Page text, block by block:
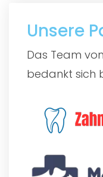
Unsere
Das Team
bedankt sich